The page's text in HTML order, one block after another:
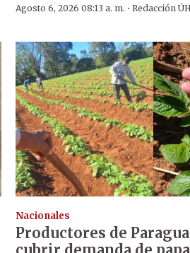
Agosto 6, 2026 08:13 a. m. ·Redacción ÚH
Nacionales
Productores de